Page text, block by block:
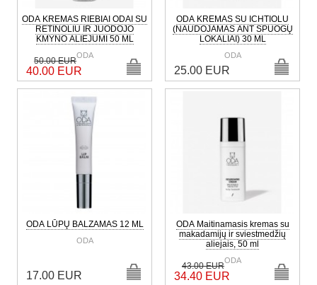
ODA KREMAS RIEBIAI ODAI SU
RETINOLIU IR JUODOJO
KMYNO ALIEJUMI 50 ML
ODA
50.00 EUR
40.00 EUR
ODA KREMAS SU ICHTIOLU
(NAUDOJAMAS ANT SPUOGŲ
LOKALIAI) 30 ML
ODA
25.00 EUR
ODA LŪPŲ BALZAMAS 12 ML
ODA
17.00 EUR
ODA Maitinamasis kremas su
makadamijų ir sviestmedžių
aliejais, 50 ml
ODA
43.00 EUR
34.40 EUR